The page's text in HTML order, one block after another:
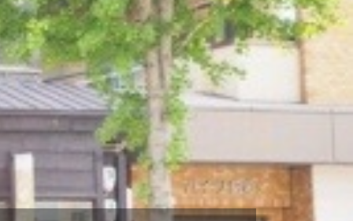
アクセス
キュンちゃんオンラインショップ
北海道はやわかり
旅のテーマで探す